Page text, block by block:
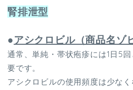
腎排泄型
●アシクロビル（商品名ゾ
通常、単純・帯状疱疹には1日5
要です。
アシクロビルの使用頻度は少な